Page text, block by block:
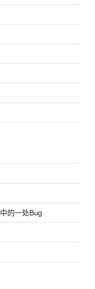
的一处Bug